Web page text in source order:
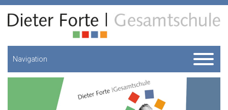
Navigation